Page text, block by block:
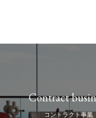
Contract
コントラクト事業